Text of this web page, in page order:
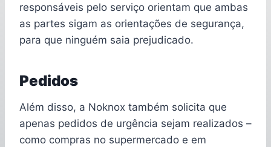
responsáveis pelo serviço orientam que ambas
as partes sigam as orientações de segurança,
para que ninguém saia prejudicado.
Pedidos
Além disso, a Noknox também solicita que
apenas pedidos de urgência sejam realizados –
como compras no supermercado e em